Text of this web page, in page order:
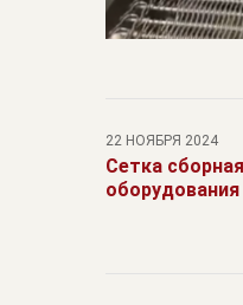
22 НОЯБРЯ 2024
Сетка
оборудования